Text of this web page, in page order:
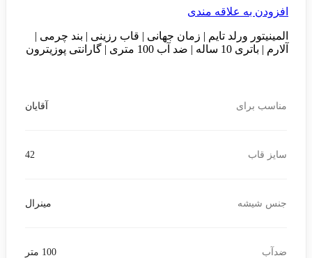
افزودن به علاقه مندی
المینیتور ورلد تایم | زمان جهانی | قاب رزینی | بند چرمی |
آلارم | باتری 10 ساله | ضد آب 100 متری | گارانتی پوزیترون
مناسب برای آقایان
سایز قاب 42
جنس شیشه مینرال
ضدآب 100 متر